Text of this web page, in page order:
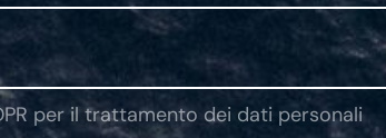
per il trattamento dei dati personali